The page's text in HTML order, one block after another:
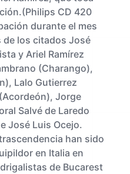
CD 420
durante el mes
de los citados José
y Ariel Ramírez
(Charango),
Lalo Gutierrez
Jorge
Salvé de Laredo
José Luis Ocejo.
han sido
en Italia en
de Bucarest